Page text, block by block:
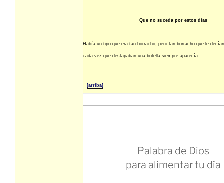
Que no suceda por estos días
Había un tipo que era tan borracho, pero tan borracho que le decían
cada vez que destapaban una botella siempre aparecía.
[arriba]
Palabra de Dios
para alimentar tu día